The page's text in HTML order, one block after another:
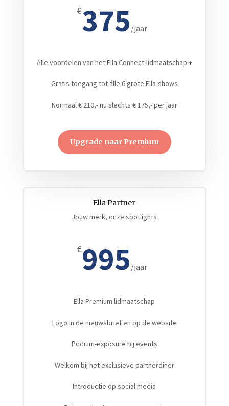
€375 /jaar
Alle voordelen van het Ella Connect-lidmaatschap +
Gratis toegang tot álle 6 grote Ella-shows
Normaal € 210,- nu slechts € 175,- per jaar
Upgrade naar Premium
Ella Partner
Jouw merk, onze spotlights
€995 /jaar
Ella Premium lidmaatschap
Logo in de nieuwsbrief en op de website
Podium-exposure bij events
Welkom bij het exclusieve partnerdiner
Introductie op social media